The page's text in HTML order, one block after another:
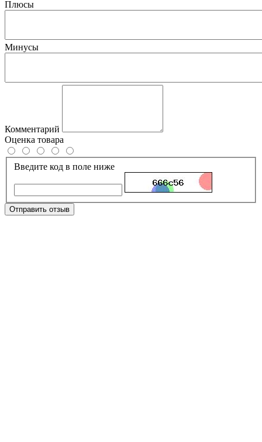
Плюсы
Минусы
Комментарий
Оценка товара
Введите код в поле ниже
Отправить отзыв